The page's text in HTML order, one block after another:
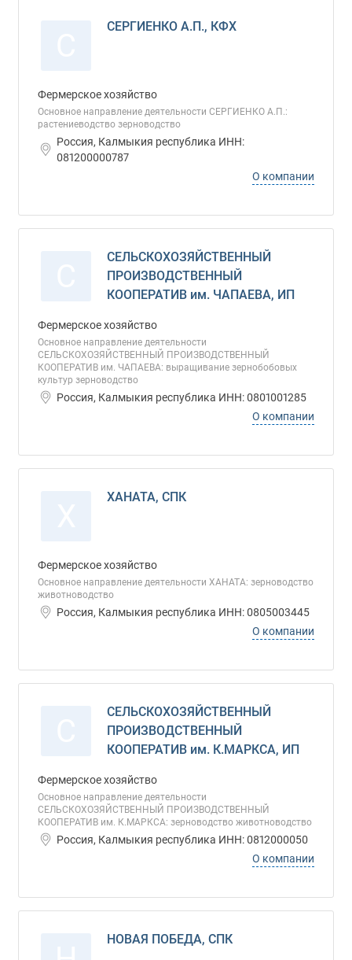
СЕРГИЕНКО А.П., КФХ
Фермерское хозяйство
Основное направление деятельности СЕРГИЕНКО А.П.:
растениеводство зерноводство
Россия, Калмыкия республика ИНН:
081200000787
О компании
СЕЛЬСКОХОЗЯЙСТВЕННЫЙ
ПРОИЗВОДСТВЕННЫЙ
КООПЕРАТИВ им. ЧАПАЕВА, ИП
Фермерское хозяйство
Основное направление деятельности
СЕЛЬСКОХОЗЯЙСТВЕННЫЙ ПРОИЗВОДСТВЕННЫЙ
КООПЕРАТИВ им. ЧАПАЕВА: выращивание зернобобовых
культур зерноводство
Россия, Калмыкия республика ИНН: 0801001285
О компании
ХАНАТА, СПК
Фермерское хозяйство
Основное направление деятельности ХАНАТА: зерноводство
животноводство
Россия, Калмыкия республика ИНН: 0805003445
О компании
СЕЛЬСКОХОЗЯЙСТВЕННЫЙ
ПРОИЗВОДСТВЕННЫЙ
КООПЕРАТИВ им. К.МАРКСА, ИП
Фермерское хозяйство
Основное направление деятельности
СЕЛЬСКОХОЗЯЙСТВЕННЫЙ ПРОИЗВОДСТВЕННЫЙ
КООПЕРАТИВ им. К.МАРКСА: зерноводство животноводство
Россия, Калмыкия республика ИНН: 0812000050
О компании
НОВАЯ ПОБЕДА, СПК